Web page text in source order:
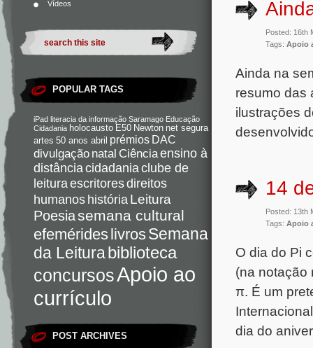
Vídeos
POPULAR TAGS
iPad literacia da informação Saramago Educação
Cidadania holocausto E50 Newton net segura
artes 50 anos abril prémios DAC
divulgação natal Ciênciaensino à
distânciacidadaniaclube de
leituraescritoresdireitos
humanoshistória Leitura
Poesiasemana cultural
efemérideslivrosSemana
da Leiturabiblioteca
concursosApoio ao
currículo
POST ARCHIVES
Posted: 16th
Tags: Apoio
Ainda na
resumo das
ilustrações
14
Posted: 13th
Tags: Apoio
O dia do Pi
(na notação
π. É um
dia do